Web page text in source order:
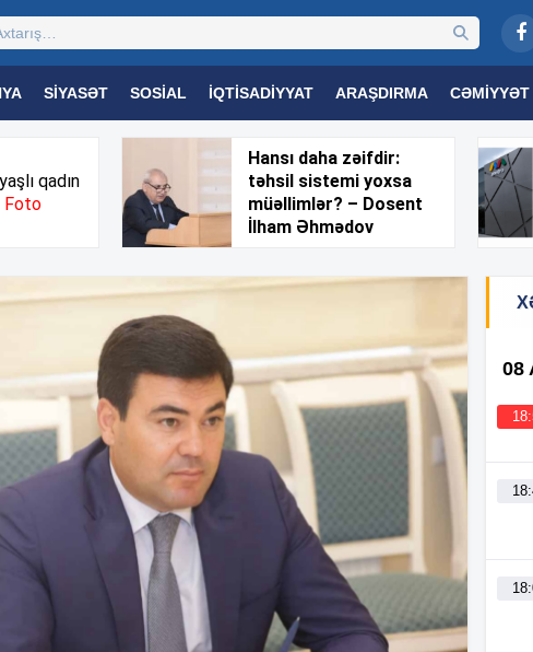
SIYASƏT SOSIAL İQTISADIYYAT ARAŞDIRMA CƏMIYYƏT
SAĞLAMLIQ MARAQLI TRIBUNA TV
qadın
Foto
Hansı daha zəifdir:
təhsil sistemi yoxsa
müəllimlər? – Dosent
İlham Əhmədov
08